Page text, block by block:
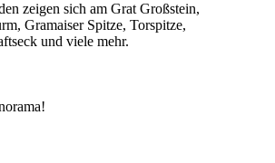
zeigen sich am Grat Großstein,
Gramaiser Spitze, Torspitze,
und viele mehr.